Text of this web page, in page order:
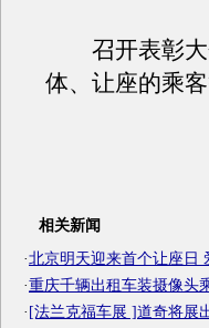
召开表彰大
体、让座的乘
相关新闻
·北京明天迎来首个让座日
·重庆千辆出租车装摄像头
·[法兰克福车展 ]道奇将展